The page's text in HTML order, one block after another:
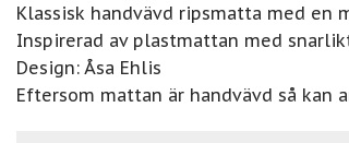
Klassisk handvävd ripsmatta med en
Inspirerad av plastmattan med
Design: Åsa Ehlis
Eftersom mattan är handvävd så kan